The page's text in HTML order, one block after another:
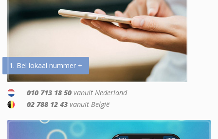
1. Bel lokaal nummer +
010 713 18 50 vanuit Nederland
02 788 12 43 vanuit België